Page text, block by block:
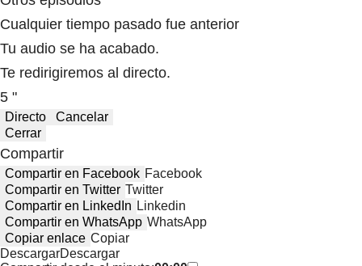
Cualquier tiempo pasado fue anterior
Tu audio se ha acabado.
Te redirigiremos al directo.
5 "
Directo
Cancelar
Cerrar
Compartir
Compartir en Facebook Facebook
Compartir en Twitter Twitter
Compartir en LinkedIn Linkedin
Compartir en WhatsApp WhatsApp
Copiar enlace Copiar
DescargarDescargar